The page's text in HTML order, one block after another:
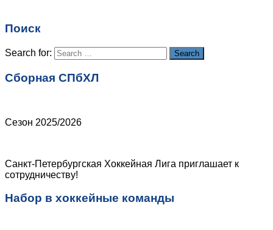
Поиск
Search for: Search
Сборная СПбХЛ
Сезон 2025/2026
Санкт-Петербургская Хоккейная Лига приглашает к
сотрудничеству!
Набор в хоккейные команды